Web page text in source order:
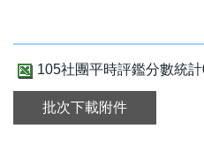
105社團平時評鑑分數統
批次下載附件